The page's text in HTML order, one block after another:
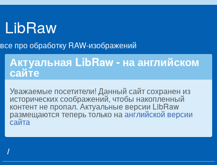
LibRaw
все про обработку RAW-изображений
Актуальная LibRaw - на английском
сайте
Уважаемые посетители! Данный сайт сохранен из
исторических соображений, чтобы накопленный
контент не пропал. Актуальные версии LibRaw
размещаются теперь только наанглийской версии
сайта
Main menu
/